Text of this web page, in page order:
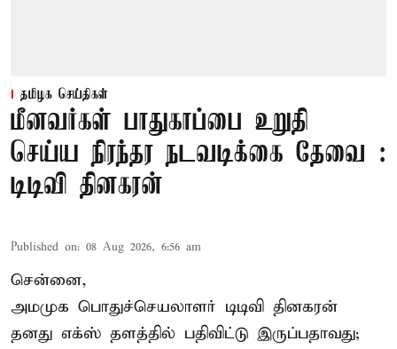
தமிழக செய்திகள்
மீனவர்கள் பாதுகாப்பை உறுதி
செய்ய நிரந்தர நடவடிக்கை தேவை :
டிடிவி தினகரன்
Published on: 08 Aug 2026, 6:56 am
சென்னை,
அமமுக பொதுச்செயலாளர் டிடிவி தினகரன்
தனது எக்ஸ் தளத்தில் பதிவிட்டு இருப்பதாவது;